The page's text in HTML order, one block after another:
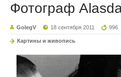
Фотограф
GolegV 18 сентября 2011 996
Картины и живопись